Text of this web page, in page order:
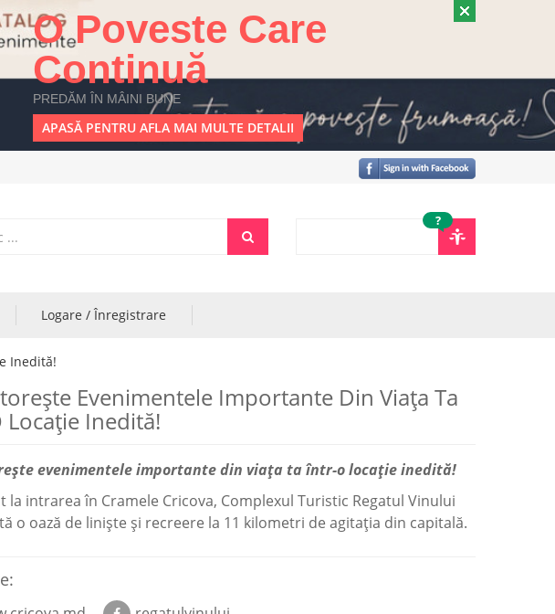
O Poveste Care
Continuă
PREDĂM ÎN MÂINI BUNE
APASĂ PENTRU AFLA MAI MULTE DETALII
?
Logare / Înregistrare
Inedită!
Evenimentele Importante Din Viața Ta
Inedită!
evenimentele importante din viața ta într-o locație inedită!
la intrarea în Cramele Cricova, Complexul Turistic Regatul Vinului
o oază de liniște și recreere la 11 kilometri de agitația din capitală.